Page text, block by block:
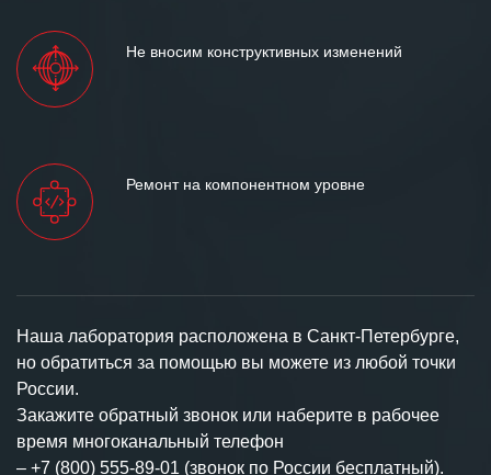
Не вносим конструктивных изменений
Ремонт на компонентном уровне
Наша лаборатория расположена в Санкт-Петербурге,
но обратиться за помощью вы можете из любой точки
России.
Закажите обратный звонок или наберите в рабочее
время многоканальный телефон
– +7 (800) 555-89-01 (звонок по России бесплатный).